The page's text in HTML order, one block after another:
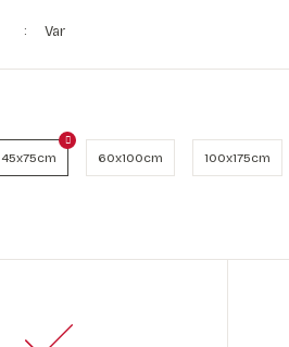
Var
45x75cm 60x100cm 100x175cm